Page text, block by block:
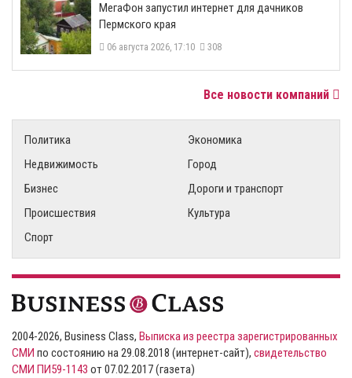
МегаФон запустил интернет для дачников
Пермского края
06 августа 2026, 17:10 308
Все новости компаний
Политика
Экономика
Недвижимость
Город
Бизнес
Дороги и транспорт
Происшествия
Культура
Спорт
2004-2026, Business Class, Выписка из реестра зарегистрированных
СМИ по состоянию на 29.08.2018 (интернет-сайт), свидетельство
СМИ ПИ59-1143 от 07.02.2017 (газета)